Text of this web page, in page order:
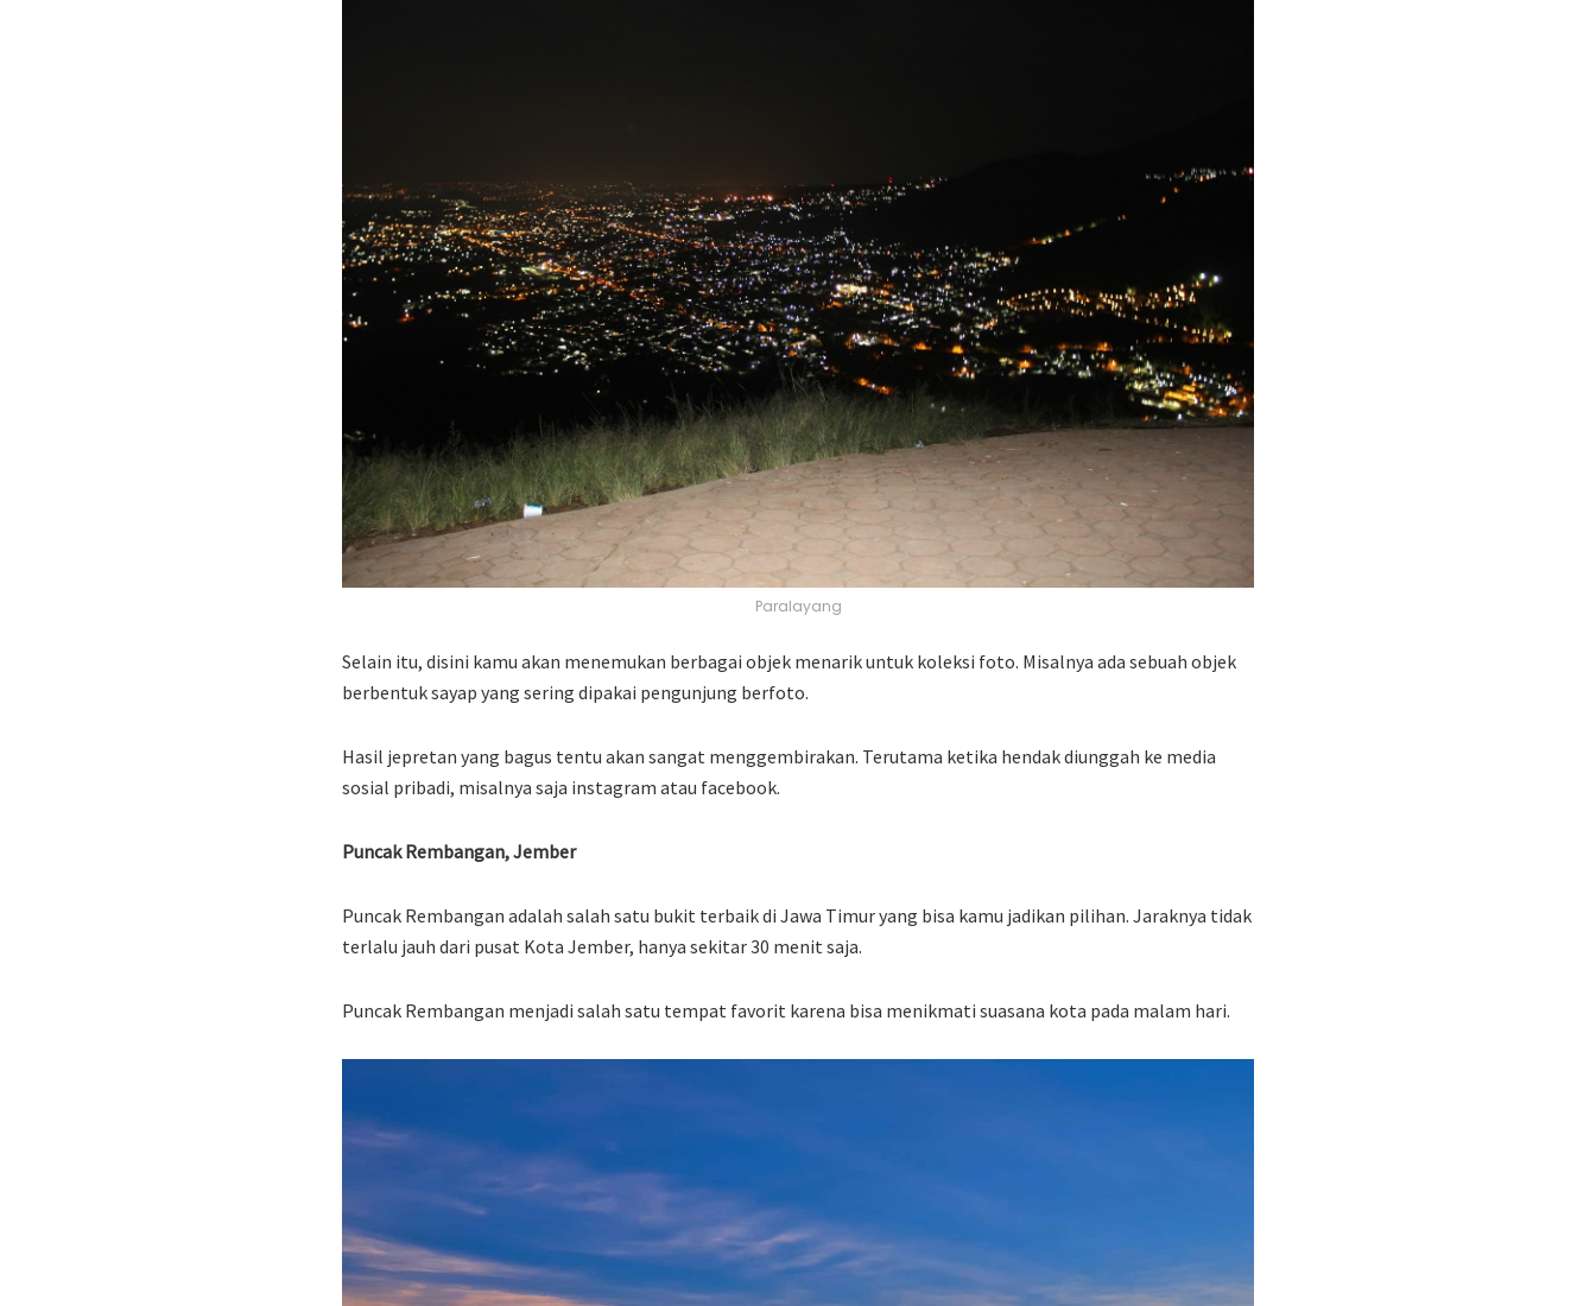
Paralayang
Selain itu, disini kamu akan menemukan berbagai objek menarik untuk koleksi foto. Misalnya ada sebuah objek
berbentuk sayap yang sering dipakai pengunjung berfoto.
Hasil jepretan yang bagus tentu akan sangat menggembirakan. Terutama ketika hendak diunggah ke media
sosial pribadi, misalnya saja instagram atau facebook.
Puncak Rembangan, Jember
Puncak Rembangan adalah salah satu bukit terbaik di Jawa Timur yang bisa kamu jadikan pilihan. Jaraknya tidak
terlalu jauh dari pusat Kota Jember, hanya sekitar 30 menit saja.
Puncak Rembangan menjadi salah satu tempat favorit karena bisa menikmati suasana kota pada malam hari.